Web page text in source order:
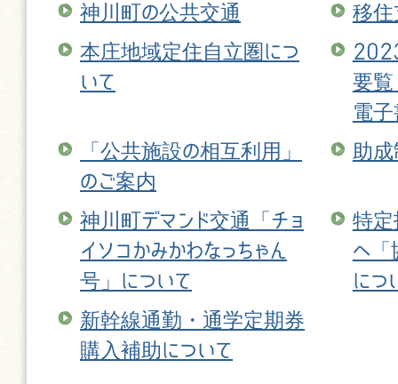
神川町の公共交通
移住
本庄地域定住自立圏につ
いて
要覧
電
「公共施設の相互利用」
のご案内
助
神川町デマンド交通「チョ
イソコかみかわなっちゃん
号」について
特定
へ「
につ
新幹線通勤・通学定期券
購入補助について